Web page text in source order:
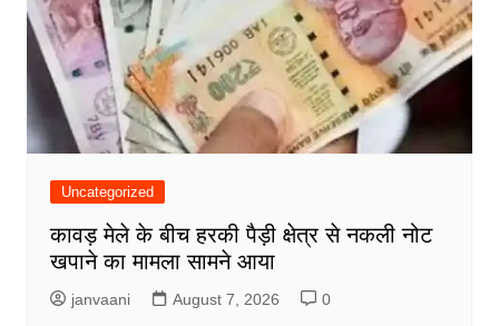
Uncategorized
कावड़ मेले के बीच हरकी पैड़ी क्षेत्र से नकली नोट
खपाने का मामला सामने आया
janvaani August 7, 2026 0